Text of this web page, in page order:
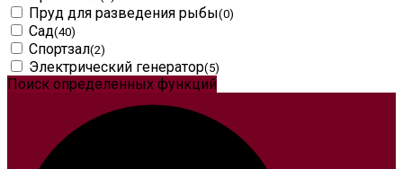
Пруд для разведения рыбы(0)
Сад(40)
Спортзал(2)
Электрический генератор(5)
Поиск определенных функций